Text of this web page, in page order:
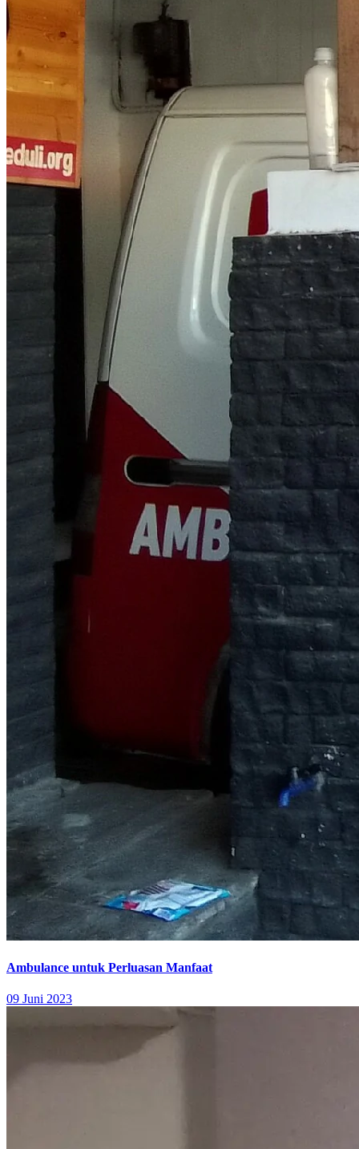
Ambulance untuk Perluasan Manfaat
09 Juni 2023